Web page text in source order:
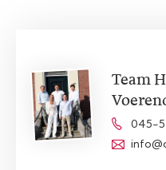
Team
045-